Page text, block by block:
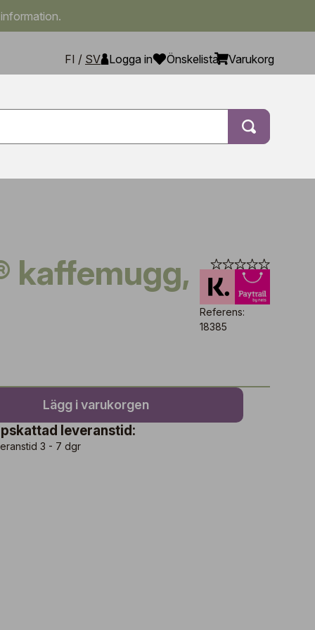
FI / SV Logga in Önskelista Varukorg
Referens:
18385
Lägg i varukorgen
leveranstid:
3 - 7 dgr